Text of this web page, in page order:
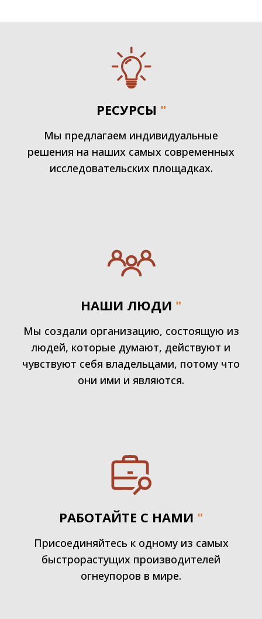
РЕСУРСЫ "
Мы предлагаем индивидуальные
решения на наших самых современных
исследовательских площадках.
НАШИ ЛЮДИ "
Мы создали организацию, состоящую из
людей, которые думают, действуют и
чувствуют себя владельцами, потому что
они ими и являются.
РАБОТАЙТЕ С НАМИ "
Присоединяйтесь к одному из самых
быстрорастущих производителей
огнеупоров в мире.